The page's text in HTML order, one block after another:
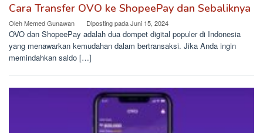
Cara Transfer OVO ke ShopeePay dan Sebaliknya
OlehMemed Gunawan Diposting padaJuni 15, 2024
OVO dan ShopeePay adalah dua dompet digital populer di Indonesia
yang menawarkan kemudahan dalam bertransaksi. Jika Anda ingin
memindahkan saldo […]